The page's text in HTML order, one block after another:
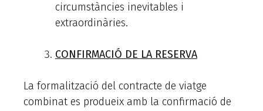
circumstàncies inevitables i
extraordinàries.
CONFIRMACIÓ DE LA RESERVA
La formalització del contracte de viatge
combinat es produeix amb la confirmació de